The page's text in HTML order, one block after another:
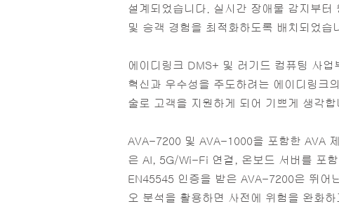
설계되었습니다. 실시간 장애물 감지부
및 승객 경험을 최적화하도록 배치되었습
에이디링크 DMS+ 및 러기드 컴퓨팅 사
혁신과 우수성을 주도하려는 에이디링크
술로 고객을 지원하게 되어 기쁘게 생각
AVA-7200 및 AVA-1000을 포함한 AVA
은 AI, 5G/Wi-Fi 연결, 온보드 서버를 포
EN45545 인증을 받은 AVA-7200은 뛰어
오 분석을 활용하면 사전에 위험을 완화